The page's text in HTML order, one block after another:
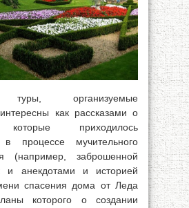
туры, организуемые
как рассказами о
которые приходилось
в процессе мучительного
(например, заброшенной
и анекдотами и историей
спасения дома от Леда
которого о создании